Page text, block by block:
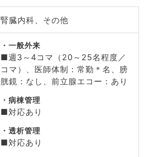
腎臓内科、その他
一般外来
■週3～4コマ（20～25名程度／
コマ）、医師体制：常勤＊名、膀
胱鏡：なし、前立腺エコー：あり
病棟管理
■対応あり
透析管理
■対応あり